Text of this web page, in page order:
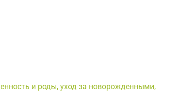
и роды, уход за новорожденными,